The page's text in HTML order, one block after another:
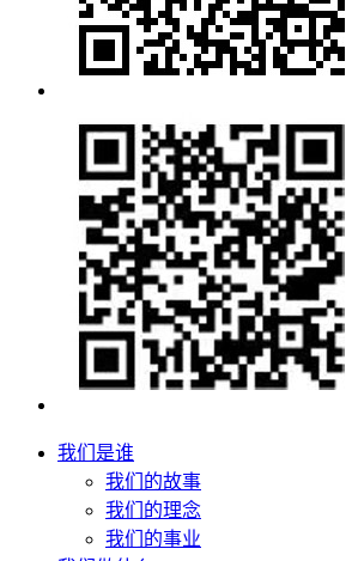
我们是谁
我们的故事
我们的理念
我们的事业